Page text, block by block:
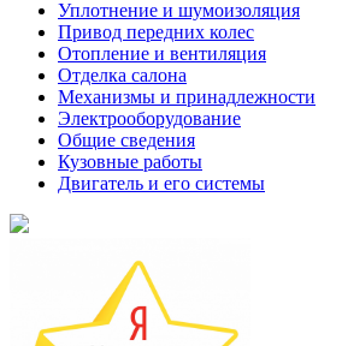
Уплотнение и шумоизоляция
Привод передних колес
Отопление и вентиляция
Отделка салона
Механизмы и принадлежности
Электрооборудование
Общие сведения
Кузовные работы
Двигатель и его системы